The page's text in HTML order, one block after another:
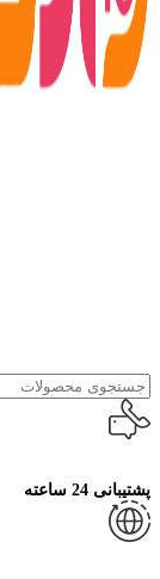
پشتیبانی 24 ساعته